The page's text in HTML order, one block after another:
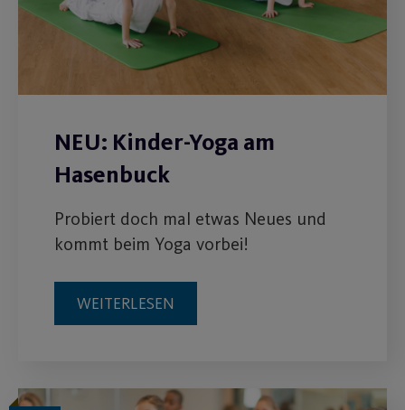
NEU: Kinder-Yoga am
Hasenbuck
Probiert doch mal etwas Neues und
kommt beim Yoga vorbei!
WEITERLESEN